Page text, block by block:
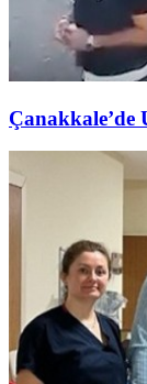
Çanakkale’de